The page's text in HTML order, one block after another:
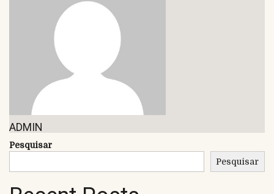
ADMIN
Pesquisar
Pesquisar